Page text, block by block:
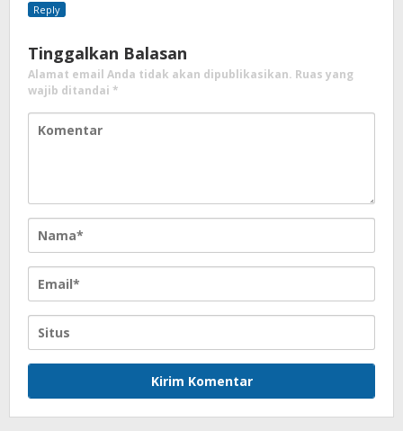
Reply
Tinggalkan Balasan
Alamat email Anda tidak akan dipublikasikan. Ruas yang
wajib ditandai *